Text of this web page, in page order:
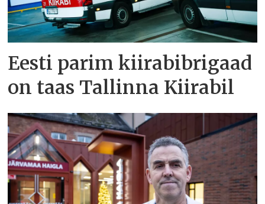
Eesti parim kiirabibrigaad
on taas Tallinna Kiirabil